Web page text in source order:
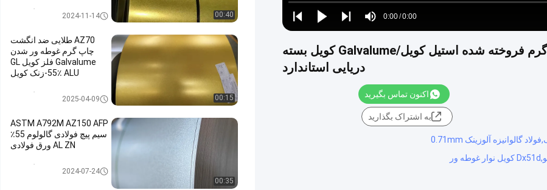
Play
Play
Play
Mute
Time
0:00/0:00
Loaded:
0%
Z275 ضد انگشت Dx51d زینک پوشانده شده و گرم فروخته شده استیل کویل/Galvalume کویل بسته
دریایی استاندارد
اکنون تماس بگیرید
به اشتراک بگذارید
00:40 کویل فولادی گالوالوم2024-11-14
00:15
AZ70 طلایی ضد انگشت
چاپ گرم غوطه ور شدن
Galvalume فلز کویل GL
55٪ ALU-زنک کویل
کویل فولادی گالوالوم2025-04-09
00:35
ASTM A792M AZ150 AFP
سیم پیچ فولادی گالولوم 55٪
AL ZN ورق فولادی
کویل فولادی گالوالوم2024-07-24